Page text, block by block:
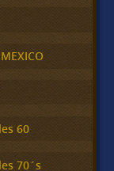
60
70´s